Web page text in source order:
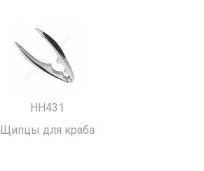
HH431
Щипцы для краба